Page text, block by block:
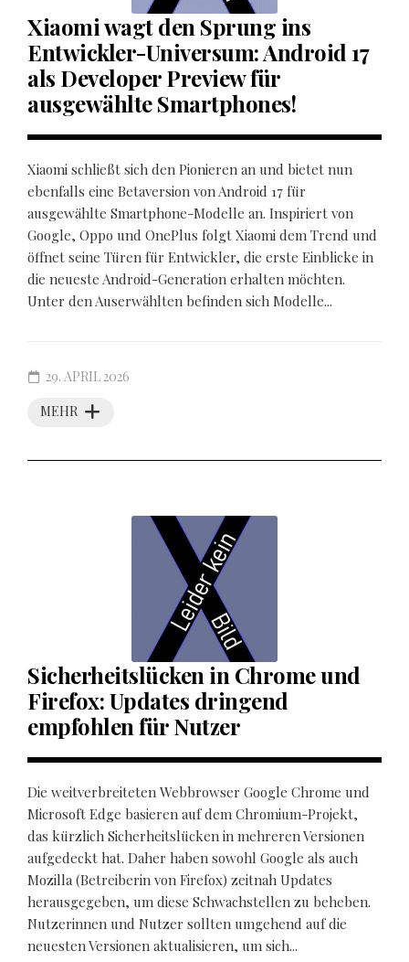
Xiaomi wagt den Sprung ins
Entwickler-Universum: Android 17
als Developer Preview für
ausgewählte Smartphones!
Xiaomi schließt sich den Pionieren an und bietet nun
ebenfalls eine Betaversion von Android 17 für
ausgewählte Smartphone-Modelle an. Inspiriert von
Google, Oppo und OnePlus folgt Xiaomi dem Trend und
öffnet seine Türen für Entwickler, die erste Einblicke in
die neueste Android-Generation erhalten möchten.
Unter den Auserwählten befinden sich Modelle...
MEHR
29. APRIL 2026
Sicherheitslücken in Chrome und
Firefox: Updates dringend
empfohlen für Nutzer
Die weitverbreiteten Webbrowser Google Chrome und
Microsoft Edge basieren auf dem Chromium-Projekt,
das kürzlich Sicherheitslücken in mehreren Versionen
aufgedeckt hat. Daher haben sowohl Google als auch
Mozilla (Betreiberin von Firefox) zeitnah Updates
herausgegeben, um diese Schwachstellen zu beheben.
Nutzerinnen und Nutzer sollten umgehend auf die
neuesten Versionen aktualisieren, um sich...